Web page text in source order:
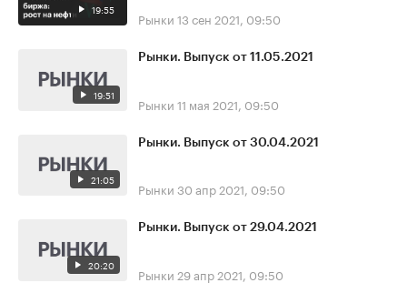
19:55 Рынки 13 сен 2021, 09:50
19:51
Рынки. Выпуск от 11.05.2021
Рынки 11 мая 2021, 09:50
21:05
Рынки. Выпуск от 30.04.2021
Рынки 30 апр 2021, 09:50
20:20
Рынки. Выпуск от 29.04.2021
Рынки 29 апр 2021, 09:50